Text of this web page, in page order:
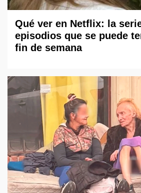
Qué ver en Netflix: la
episodios que se puede
fin de semana